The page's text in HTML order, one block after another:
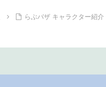
らぶバザ キャラクター紹介